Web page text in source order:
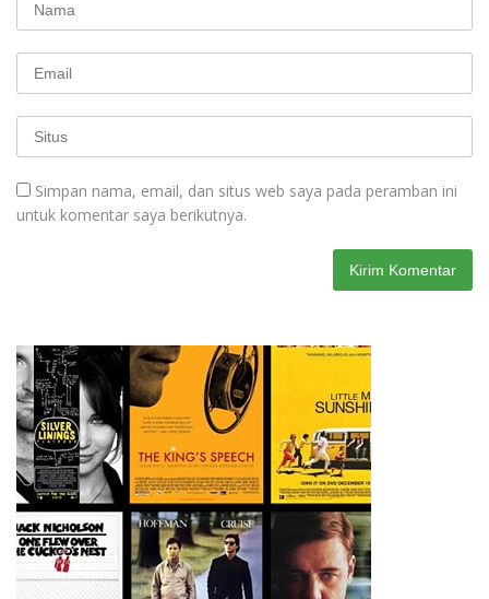
Simpan nama, email, dan situs web saya pada peramban ini
untuk komentar saya berikutnya.